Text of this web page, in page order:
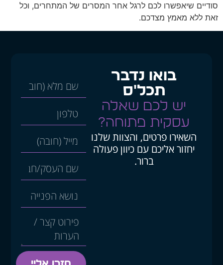
סודיים שיאפשרו לכם לרגל אחר המסרים של המתחרים, וכל
זאת ללא מאמץ מצדכם.
בואו נדבר
תכל'ס
יש לכם שאלה
עסקית פתוחה?
השאירו פרטים, והצוות שלנו
יחזור אליכם עם כיוון פעולה
ברור.